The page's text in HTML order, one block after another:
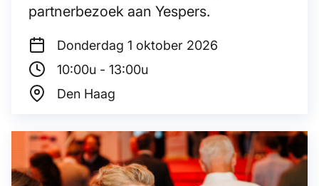
partnerbezoek aan Yespers.
Donderdag 1 oktober 2026
10:00u - 13:00u
Den Haag